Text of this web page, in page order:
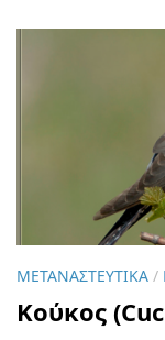
ΜΕΤΑΝΑΣΤΕΥΤΙΚΆ /
Κούκος